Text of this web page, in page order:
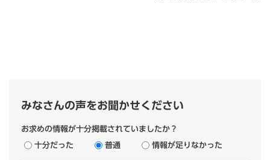
みなさんの声をお聞かせください
お求めの情報が十分掲載されていましたか？
十分だった 普通 情報が足りなかった